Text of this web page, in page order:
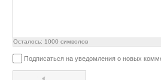
Осталось: 1000 символов
Подписаться на уведомления о новых